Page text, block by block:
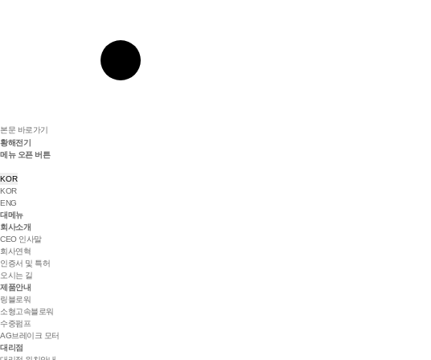
본문 바로가기
황해전기
메뉴 오픈 버튼
KOR
KOR
ENG
대메뉴
회사소개
CEO 인사말
회사연혁
인증서 및 특허
오시는 길
제품안내
링블로워
소형고속블로워
수중펌프
AG브레이크 모터
대리점